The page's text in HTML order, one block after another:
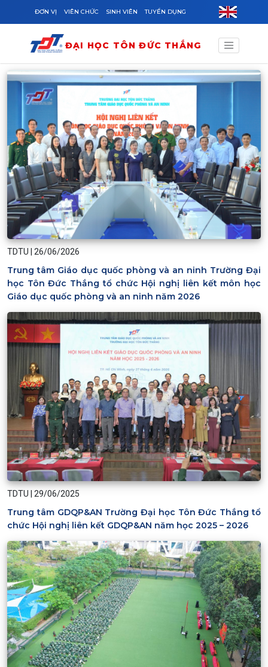
Skip to main content
ĐƠN VỊ VIÊN CHỨC SINH VIÊN TUYỂN DỤNG
ĐẠI HỌC TÔN ĐỨC THẮNG
TDTU 26/06/2026
Trung tâm Giáo dục quốc phòng và an ninh Trường Đại
học Tôn Đức Thắng tổ chức Hội nghị liên kết môn học
Giáo dục quốc phòng và an ninh năm 2026
TDTU 29/06/2025
Trung tâm GDQP&AN Trường Đại học Tôn Đức Thắng tổ
chức Hội nghị liên kết GDQP&AN năm học 2025 – 2026